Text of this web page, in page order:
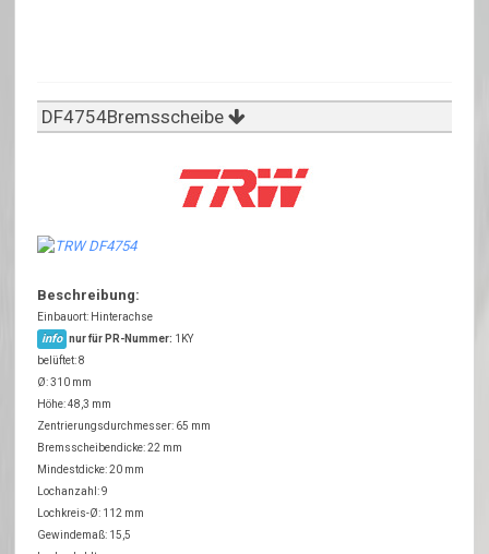
DF4754Bremsscheibe
Beschreibung:
Einbauort: Hinterachse
info nur für PR-Nummer: 1KY
belüftet: 8
Ø: 310 mm
Höhe: 48,3 mm
Zentrierungsdurchmesser: 65 mm
Bremsscheibendicke: 22 mm
Mindestdicke: 20 mm
Lochanzahl: 9
Lochkreis-Ø: 112 mm
Gewindemaß: 15,5